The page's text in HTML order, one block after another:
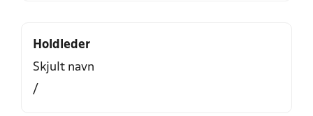
Holdleder
Skjult navn
/